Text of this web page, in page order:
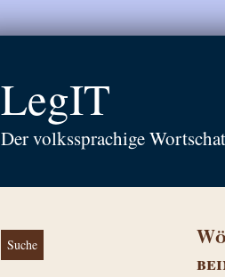
LegIT
Der volkssprachige
Suche